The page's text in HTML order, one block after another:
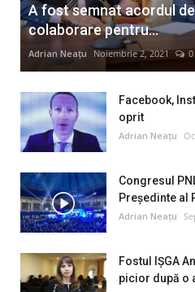
A fost semnat acordul
colaborare pentru...
Adrian Neațu Noiembrie 2, 2021 0
Facebook,
oprit
Adrian Neațu
Congresul
Preşedinte al
Adrian Neațu
Fostul IȘGA
picior după o